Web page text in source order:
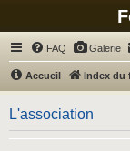
FAQ Galerie
Accueil Index du
L'association